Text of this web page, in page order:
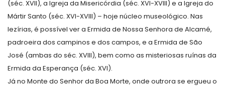
(séc. XVII), a Igreja da Misericórdia (séc. XVI-XVIII) e a Igreja do
Mártir Santo (séc. XVI-XVIII) – hoje núcleo museológico. Nas
lezírias, é possível ver a Ermida de Nossa Senhora de Alcamé,
padroeira dos campinos e dos campos, e a Ermida de São
José (ambas do séc. XVIII), bem como as misteriosas ruínas da
Ermida da Esperança (séc. XVI).
Já no Monte do Senhor da Boa Morte, onde outrora se ergueu o